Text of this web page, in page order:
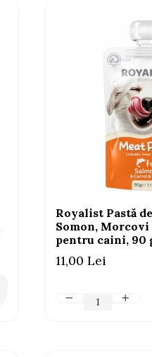
Royalist Pastă
Somon, Morcovi
pentru caini, 90
11,00 Lei